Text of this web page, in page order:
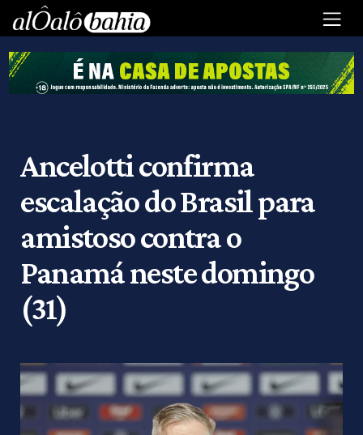
Ancelotti confirma
escalação do Brasil para
amistoso contra o
Panamá neste domingo
(31)